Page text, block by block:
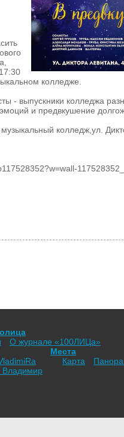
колледже.
- выпускники колледжа
и предвкушение
колледж,ул.
О журнале «100ЛИЦа»
Места
Карта
Владимир